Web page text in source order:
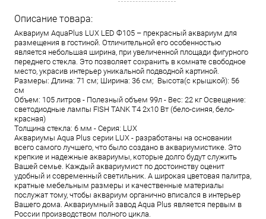
Описание товара:
Аквариум AquaPlus LUX LED Ф105 – прекрасный аквариум для
размещения в гостиной. Отличительной его особенностью
является небольшая ширина, при увеличенной площади фигурного
переднего стекла. Это позволяет сохранить в комнате свободное
место, украсив интерьер уникальной подводной картиной.
Размеры: Длина: 71 см; Ширина: 36 см; Высота(с крышкой): 56
см
Объем: 105 литров - Полезный объем 99л - Вес: 22 кг Освещение:
светодиодные лампы FISH TANK T4 2х10 Вт (бело-синяя, бело-
красная)
Толщина стекла: 6 мм - Серия: LUX
Аквариумы Aqua Plus серии LUX - разработаны на основании
всего самого лучшего, что было создано в аквариумистике. Это
крепкие и надежные аквариумы, которые долго будут служить
Вашей семье. Каждый аквариумист по достоинству оценит
удобный и современный светильник. А широкая цветовая палитра,
кратные мебельным размеры и качественные материалы
послужат тому, чтобы аквариум органично вписался в интерьер
Вашего дома. Аквариумный завод Aqua Plus является первым в
России производством полного цикла.